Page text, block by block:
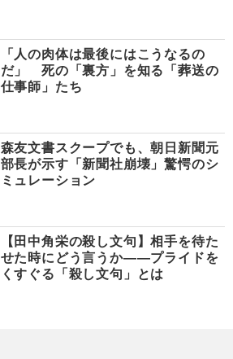
「人の肉体は最後にはこうなるの
だ」 死の「裏方」を知る「葬送の
仕事師」たち
森友文書スクープでも、朝日新聞元
部長が示す「新聞社崩壊」驚愕のシ
ミュレーション
【田中角栄の殺し文句】相手を待た
せた時にどう言うか――プライドを
くすぐる「殺し文句」とは